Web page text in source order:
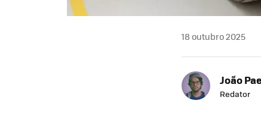
18 outubro 2025
João
Redator